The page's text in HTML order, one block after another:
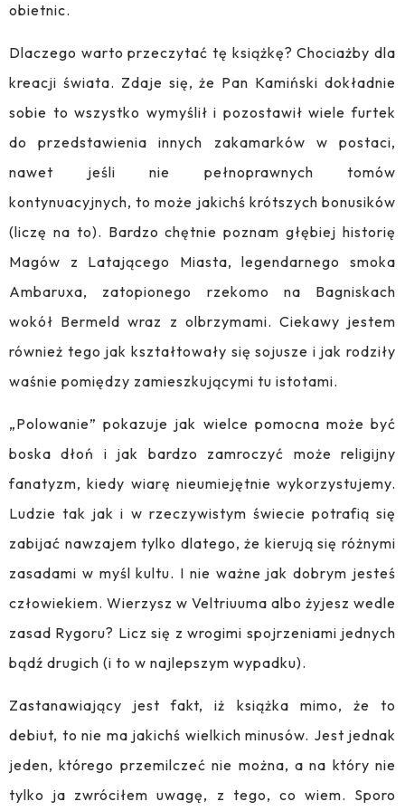
obietnic.
Dlaczego warto przeczytać tę książkę? Chociażby dla
kreacji świata. Zdaje się, że Pan Kamiński dokładnie
sobie to wszystko wymyślił i pozostawił wiele furtek
do przedstawienia innych zakamarków w postaci,
nawet jeśli nie pełnoprawnych tomów
kontynuacyjnych, to może jakichś krótszych bonusików
(liczę na to). Bardzo chętnie poznam głębiej historię
Magów z Latającego Miasta, legendarnego smoka
Ambaruxa, zatopionego rzekomo na Bagniskach
wokół Bermeld wraz z olbrzymami. Ciekawy jestem
również tego jak kształtowały się sojusze i jak rodziły
waśnie pomiędzy zamieszkującymi tu istotami.
„Polowanie” pokazuje jak wielce pomocna może być
boska dłoń i jak bardzo zamroczyć może religijny
fanatyzm, kiedy wiarę nieumiejętnie wykorzystujemy.
Ludzie tak jak i w rzeczywistym świecie potrafią się
zabijać nawzajem tylko dlatego, że kierują się różnymi
zasadami w myśl kultu. I nie ważne jak dobrym jesteś
człowiekiem. Wierzysz w Veltriuuma albo żyjesz wedle
zasad Rygoru? Licz się z wrogimi spojrzeniami jednych
bądź drugich (i to w najlepszym wypadku).
Zastanawiający jest fakt, iż książka mimo, że to
debiut, to nie ma jakichś wielkich minusów. Jest jednak
jeden, którego przemilczeć nie można, a na który nie
tylko ja zwróciłem uwagę, z tego, co wiem. Sporo